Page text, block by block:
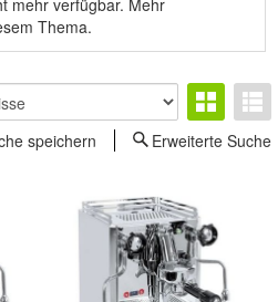
mehr verfügbar. Mehr
Thema.
speichern
Erweiterte Suche